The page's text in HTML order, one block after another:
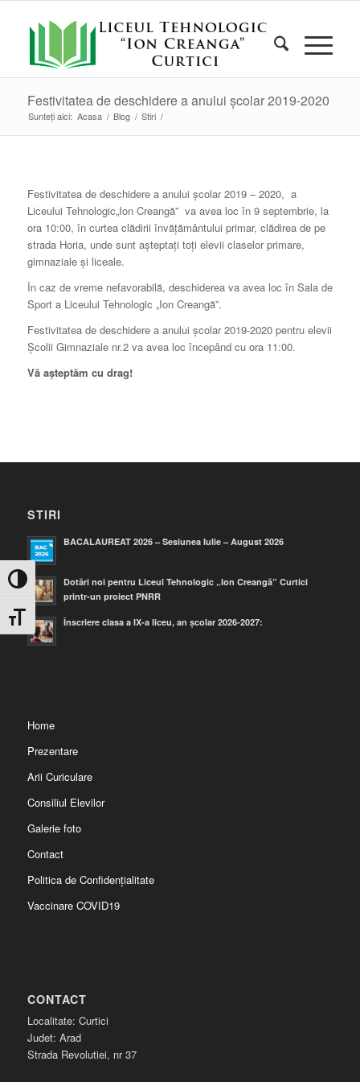
Toggle High Contrast
Toggle Font size
Festivitatea de deschidere a anului școlar 2019-2020
Sunteți aici: Acasa / Blog / Stiri /
Festivitatea de deschidere a anului școlar 2019 – 2020, a
Liceului Tehnologic„Ion Creangă” va avea loc în 9 septembrie, la
ora 10:00, în curtea clădirii învăţământului primar, clădirea de pe
strada Horia, unde sunt așteptați toți elevii claselor primare,
gimnaziale și liceale.
În caz de vreme nefavorabilă, deschiderea va avea loc în Sala de
Sport a Liceului Tehnologic „Ion Creangă”.
Festivitatea de deschidere a anului școlar 2019-2020 pentru elevii
Școlii Gimnaziale nr.2 va avea loc începând cu ora 11:00.
Vă așteptăm cu drag!
STIRI
BACALAUREAT 2026 – Sesiunea Iulie – August 2026
Dotări noi pentru Liceul Tehnologic „Ion Creangă” Curtici
printr-un proiect PNRR
Înscriere clasa a IX-a liceu, an școlar 2026-2027:
Home
Prezentare
Arii Curiculare
Consiliul Elevilor
Galerie foto
Contact
Politica de Confidențialitate
Vaccinare COVID19
CONTACT
Localitate: Curtici
Judet: Arad
Strada Revolutiei, nr 37